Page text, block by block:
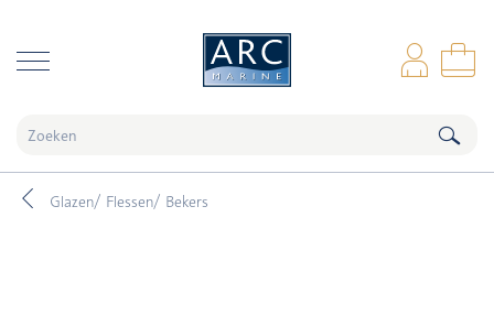
Glazen/ Flessen/ Bekers